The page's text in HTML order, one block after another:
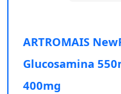
ARTROMAIS
Glucosamina
400mg